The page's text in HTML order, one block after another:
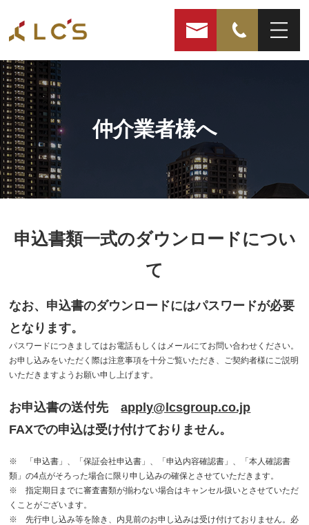
仲介業者様へ
申込書類一式のダウンロードについ
て
なお、申込書のダウンロードにはパスワードが必要
となります。
パスワードにつきましてはお電話もしくはメールにてお問い合わせください。
お申し込みをいただく際は注意事項を十分ご覧いただき、ご契約者様にご説明
いただきますようお願い申し上げます。
お申込書の送付先apply@lcsgroup.co.jp
FAXでの申込は受け付けておりません。
※ 「申込書」、「保証会社申込書」、「申込内容確認書」、「本人確認書
類」の4点がそろった場合に限り申し込みの確保とさせていただきます。
※ 指定期日までに審査書類が揃わない場合はキャンセル扱いとさせていただ
くことがございます。
※ 先行申し込み等を除き、内見前のお申し込みは受け付けておりません。必